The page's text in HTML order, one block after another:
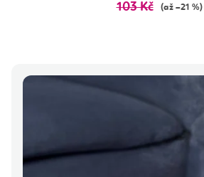
103 Kč (až –21 %)